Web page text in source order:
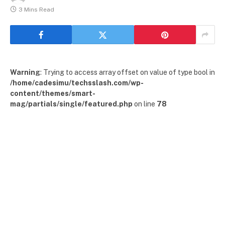
3 Mins Read
Warning: Trying to access array offset on value of type bool in
/home/cadesimu/techsslash.com/wp-
content/themes/smart-
mag/partials/single/featured.php on line 78